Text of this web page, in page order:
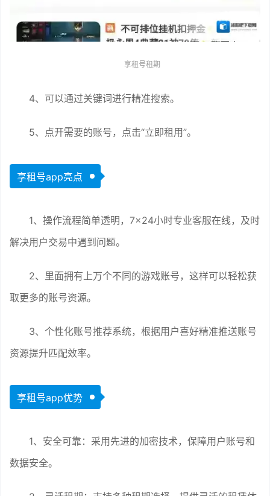
享租号租期
4、可以通过关键词进行精准搜索。
5、点开需要的账号，点击“立即租用”。
享租号app亮点
1、操作流程简单透明，7×24小时专业客服在线，及时
解决用户交易中遇到问题。
2、里面拥有上万个不同的游戏账号，这样可以轻松获
取更多的账号资源。
3、个性化账号推荐系统，根据用户喜好精准推送账号
资源提升匹配效率。
享租号app优势
1、安全可靠：采用先进的加密技术，保障用户账号和
数据安全。